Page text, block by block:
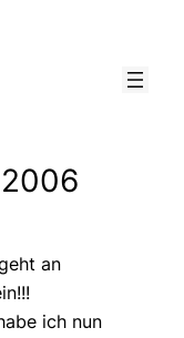
an
ich nun